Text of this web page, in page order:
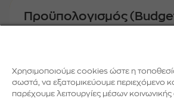
Προϋπολογισμός
Ρρ
Χρησιμοποιούμε cookies ώστε η
σωστά, να εξατομικεύουμε περιεχόμενο
παρέχουμε λειτουργίες μέσων